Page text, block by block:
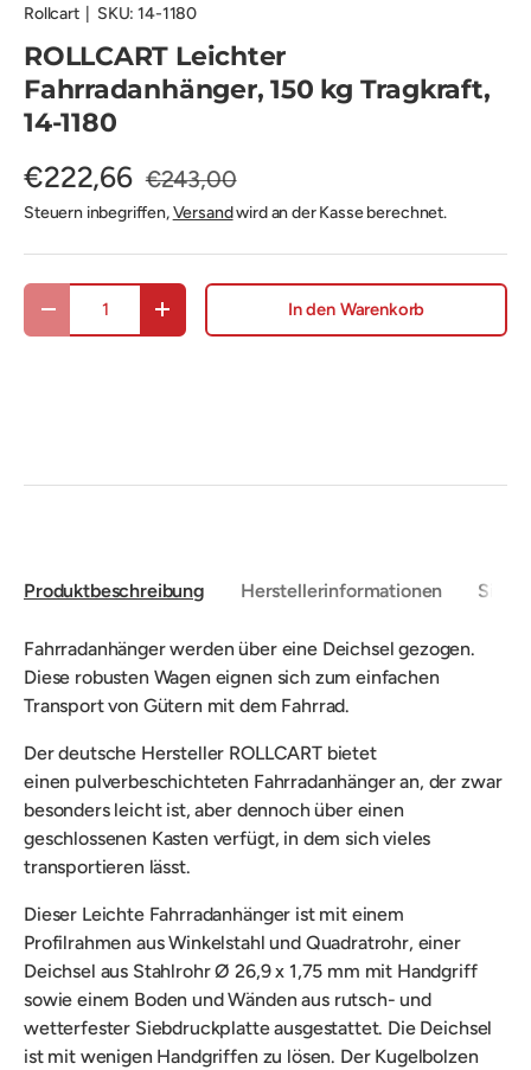
Rollcart| SKU: 14-1180
ROLLCART Leichter
Fahrradanhänger, 150 kg Tragkraft,
14-1180
€222,66 €243,00
Steuern inbegriffen,Versandwird an der Kasse berechnet.
Anzahl
Menge verringernMenge erhöhen In den Warenkorb
Produktbeschreibung Herstellerinformationen
Fahrradanhänger werdenüber eine Deichsel gezogen.
Diese robusten Wagen eignen sich zum einfachen
Transport von Gütern mit dem Fahrrad.
Der deutsche Hersteller ROLLCART bietet
einen pulverbeschichteten Fahrradanhänger an, der zwar
besonders leicht ist, aber dennoch über einen
geschlossenen Kasten verfügt, in dem sich vieles
transportieren lässt.
Dieser Leichte Fahrradanhänger ist mit einem
Profilrahmen aus Winkelstahl und Quadratrohr, einer
Deichsel aus Stahlrohr Ø 26,9 x 1,75 mm mit Handgriff
sowie einem Boden und Wänden aus rutsch- und
wetterfester Siebdruckplatte ausgestattet. Die Deichsel
ist mit wenigen Handgriffen zu lösen. Der Kugelbolzen